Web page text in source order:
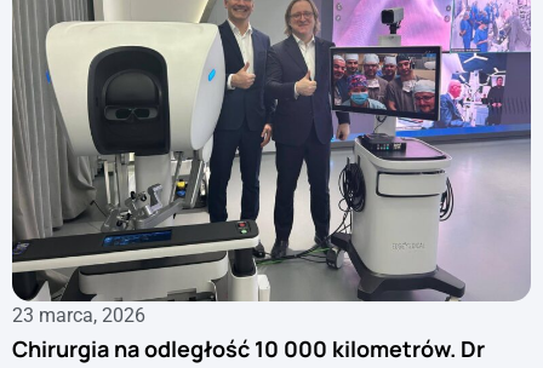
23 marca, 2026
Chirurgia na odległość 10 000 kilometrów. Dr